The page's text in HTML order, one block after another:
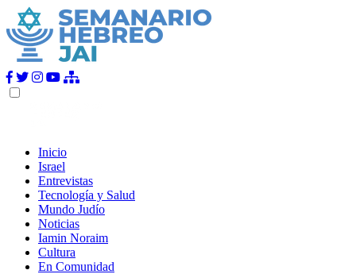
Inicio
Israel
Entrevistas
Tecnología y Salud
Mundo Judío
Noticias
Iamin Noraim
Cultura
En Comunidad